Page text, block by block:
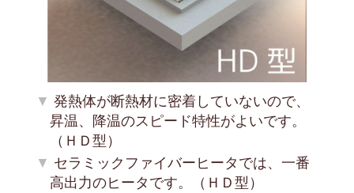
発熱体が断熱材に密着していないので、
昇温、降温のスピード特性がよいです。
（ＨＤ型）
セラミックファイバーヒータでは、一番
高出力のヒータです。（ＨＤ型）